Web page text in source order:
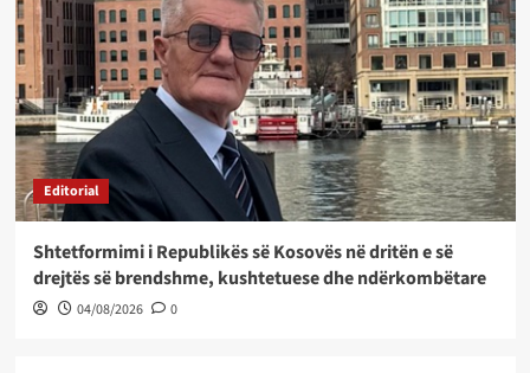
Editorial
Shtetformimi i Republikës së Kosovës në dritën e së
drejtës së brendshme, kushtetuese dhe ndërkombëtare
04/08/2026 0